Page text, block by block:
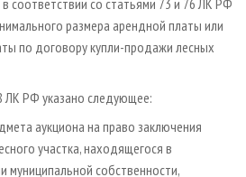
размера арендной платы или
по договору купли-продажи лесных
ЛК РФ указано следующее:
аукциона на право заключения
участка, находящегося в
муниципальной собственности,